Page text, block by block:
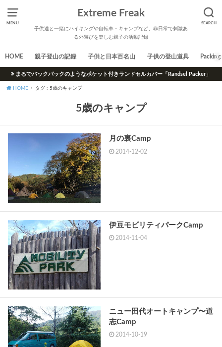
MENU SEARCH
Extreme Freak
子供達と一緒にハイキングや自転車・キャンプなど、非日常で刺激あ
る外遊びを楽しむ親子の活動記録
HOME 親子登山の記録 子供と日本百名山 子供の登山道具 Packing
まるでバックパックのようなポケット付きランドセルカバー「Randsel Packer」
HOME タグ : 5歳のキャンプ
5歳のキャンプ
月の裏Camp
2014-12-02
伊豆モビリティパークCamp
2014-11-04
ニュー田代オートキャンプ〜道
志Camp
2014-10-19